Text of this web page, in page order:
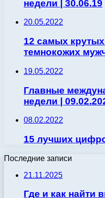
недели | 30.06.19
20.05.2022
12 самых
темнокожих
19.05.2022
Главные
недели |
08.02.2022
15 лучших
Последние записи
21.11.2025
Где и как найти